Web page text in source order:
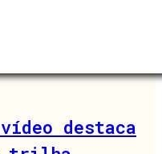
destaca